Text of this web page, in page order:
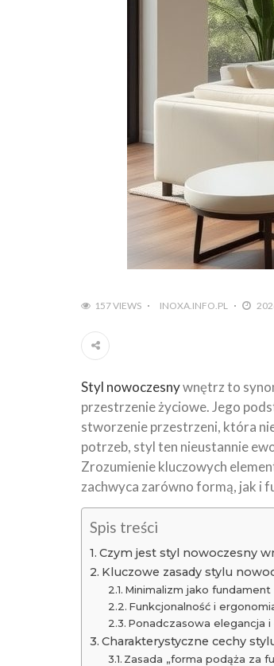
157 VIEWS INOXA.INFO.PL
Styl nowoczesnywnętrz to
przestrzenie życiowe. Jego
stworzenie przestrzeni, która
potrzeb, styl ten nieustannie
Zrozumienie kluczowych
zachwyca zarówno formą, jak i
Spis treści
Czym jest styl nowoczesny
Kluczowe zasady stylu
Minimalizm jako fundament
Funkcjonalność i
Ponadczasowa elegancja
Charakterystyczne cechy
Zasada „forma podąża za